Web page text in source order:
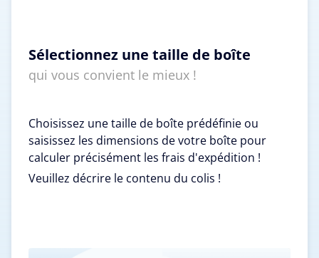
Sélectionnez une taille de boîte
qui vous convient le mieux !
Choisissez une taille de boîte prédéfinie ou
saisissez les dimensions de votre boîte pour
calculer précisément les frais d'expédition !
Veuillez décrire le contenu du colis !